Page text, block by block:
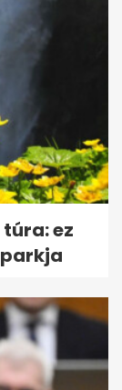
ha
tudnivalók
túra: ez